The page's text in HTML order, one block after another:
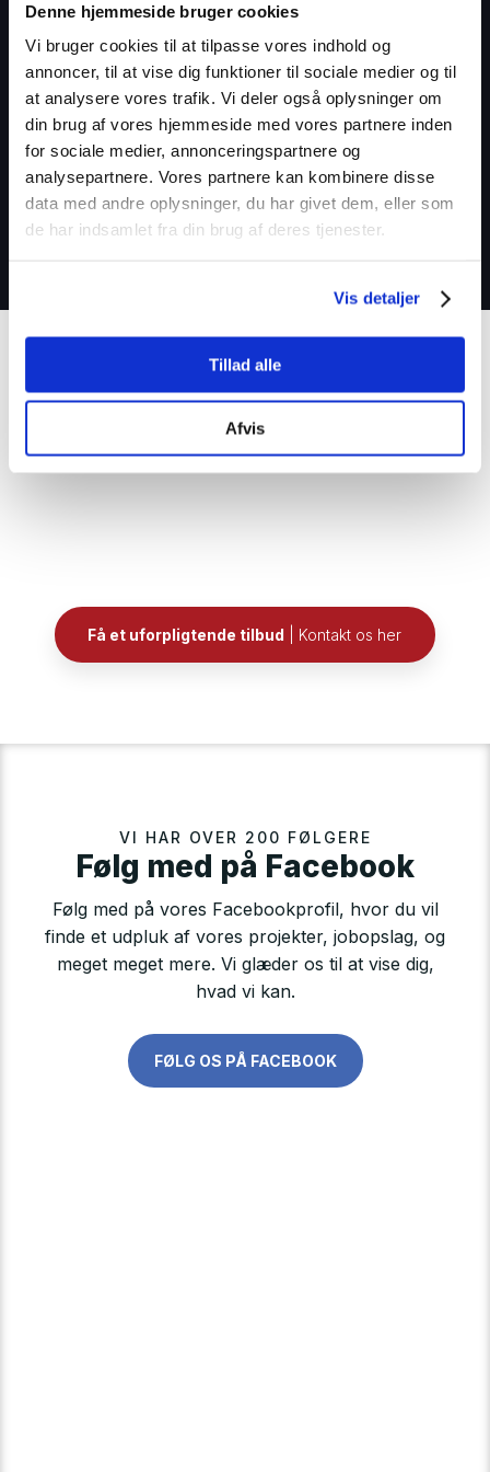
Denne hjemmeside bruger cookies
Vi bruger cookies til at tilpasse vores indhold og
annoncer, til at vise dig funktioner til sociale medier og til
at analysere vores trafik. Vi deler også oplysninger om
din brug af vores hjemmeside med vores partnere inden
for sociale medier, annonceringspartnere og
analysepartnere. Vores partnere kan kombinere disse
data med andre oplysninger, du har givet dem, eller som
de har indsamlet fra din brug af deres tjenester.
Vis detaljer
Tillad alle
Afvis
Fiskbæk Entreprise kan rådgive dig om gældende
reglementer og love.
Fokus på ordentlighed og kvalitet
Alle arbejdsopgaver udføres til tiden uden at gå på
kompromis med kvaliteten.
Mange års erfaring
Vi har mange års erfaring indenfor entreprenør- og
Få et uforpligtende tilbud | Kontakt os her
VI HAR OVER 200 FØLGERE
​​Følg med på Facebook
Følg med på vores Facebookprofil, hvor du vil
finde et udpluk af vores projekter, jobopslag, og
meget meget mere. Vi glæder os til at vise dig,
hvad vi kan.
FØLG OS PÅ FACEBOOK​